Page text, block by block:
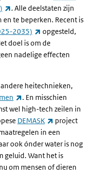
(externe link)
. Alle deelstaten zijn
te beperken. Recent is
2035) (externe link)
opgesteld,
doel is om de
nadelige effecten
heitechnieken,
(externe link)
. En misschien
wel high-tech zeilen in
DEMASK (externe
project
in een
ook ónder water is nog
geluid. Want het is
om mensen of dieren